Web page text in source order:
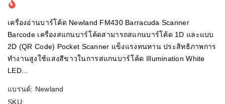
เครื่องอ่านบาร์โค้ด Newland FM430 Barracuda Scanner
Barcode เครื่องสแกนบาร์โค้ดสามารถสแกนบาร์โค้ด 1D และแบบ
2D (QR Code) Pocket Scanner แข็งแรงทนทาน ประสิทธิภาพการ
ทำงานสูงใช้แสงสีขาวในการสแกนบาร์โค้ด Illumination White
LED...
แบรนด์: Newland
SKU: